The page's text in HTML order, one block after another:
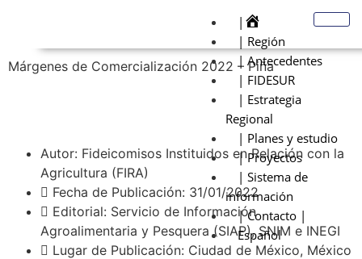
|
| Región
| Antecedentes
| FIDESUR
| Estrategia
Regional
| Planes y estudio
| Proyectos
| Sistema de
información
| Contacto |
Español
Márgenes de Comercialización 2022 – Piña
Autor: Fideicomisos Instituidos en Relación con la
Agricultura (FIRA)
Fecha de Publicación: 31/01/2022
Editorial: Servicio de Información
Agroalimentaria y Pesquera (SIAP), SNIM e INEGI
Lugar de Publicación: Ciudad de México, México